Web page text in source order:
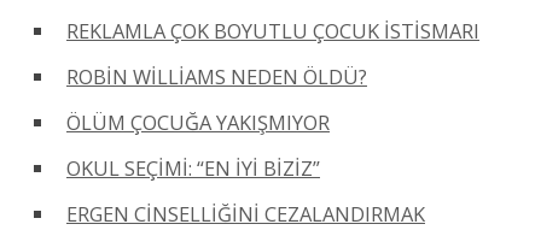
REKLAMLA ÇOK BOYUTLU ÇOCUK İSTİSMARI
ROBİN WİLLİAMS NEDEN ÖLDÜ?
ÖLÜM ÇOCUĞA YAKIŞMIYOR
OKUL SEÇİMİ: “EN İYİ BİZİZ”
ERGEN CİNSELLİĞİNİ CEZALANDIRMAK